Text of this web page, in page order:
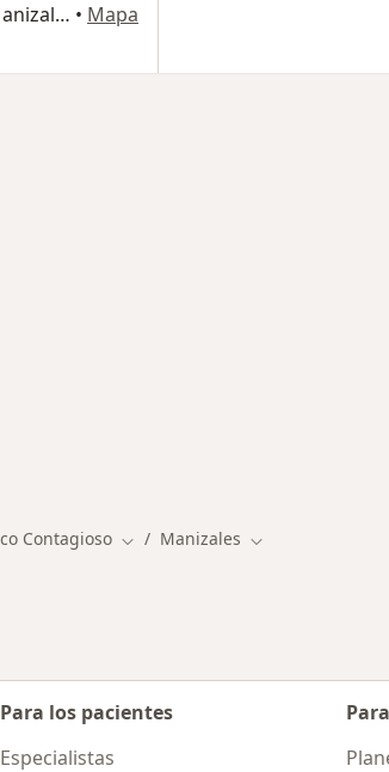
Cra.24 64-03 Eterna Juv.M?dica, Manizales • Mapa
Contagioso Cambiar de ciudad
Manizales Cambiar de ciudad
Para los pacientes
Especialistas